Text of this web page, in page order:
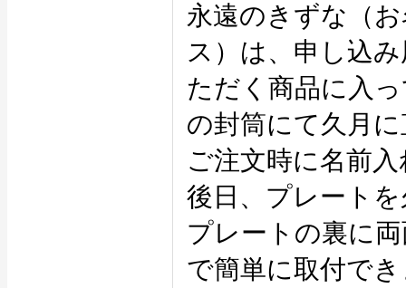
永遠のきずな（
ス）は、申し込
ただく商品に入
の封筒にて久月
ご注文時に名前
後日、プレート
プレートの裏に
で簡単に取付で